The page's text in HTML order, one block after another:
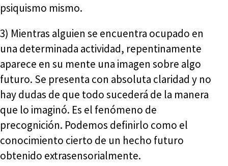
psiquismo mismo.
3) Mientras alguien se encuentra ocupado en
una determinada actividad, repentinamente
aparece en su mente una imagen sobre algo
futuro. Se presenta con absoluta claridad y no
hay dudas de que todo sucederá de la manera
que lo imaginó. Es el fenómeno de
precognición. Podemos definirlo como el
conocimiento cierto de un hecho futuro
obtenido extrasensorialmente.